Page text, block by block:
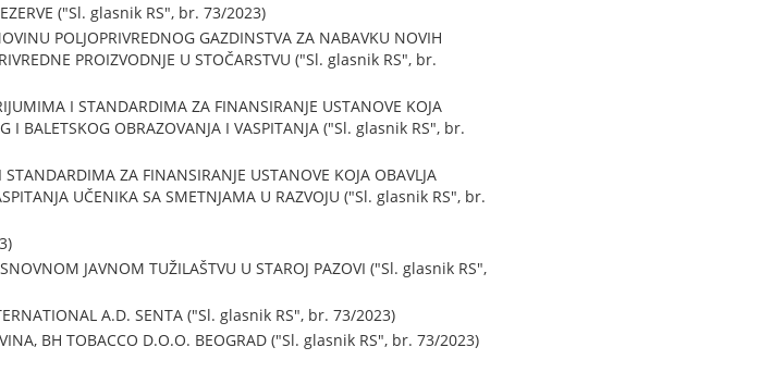
("Sl. glasnik RS", br. 73/2023)
POLJOPRIVREDNOG GAZDINSTVA ZA NABAVKU NOVIH
PROIZVODNJE U STOČARSTVU ("Sl. glasnik RS", br.
I STANDARDIMA ZA FINANSIRANJE USTANOVE KOJA
I BALETSKOG OBRAZOVANJA I VASPITANJA ("Sl. glasnik RS", br.
ZA FINANSIRANJE USTANOVE KOJA OBAVLJA
UČENIKA SA SMETNJAMA U RAZVOJU ("Sl. glasnik RS", br.
JAVNOM TUŽILAŠTVU U STAROJ PAZOVI ("Sl. glasnik RS",
A.D. SENTA ("Sl. glasnik RS", br. 73/2023)
BH TOBACCO D.O.O. BEOGRAD ("Sl. glasnik RS", br. 73/2023)